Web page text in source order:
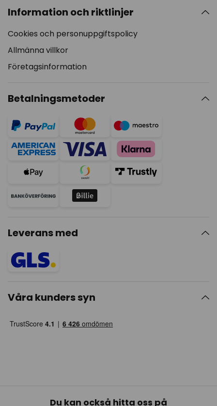
Information och riktlinjer
Cookies och personuppgiftspolicy
Allmänna villkor
Företagsinformation
Betalningsmetoder
Leverans med
Våra kunders syn
Du kan också hitta oss på